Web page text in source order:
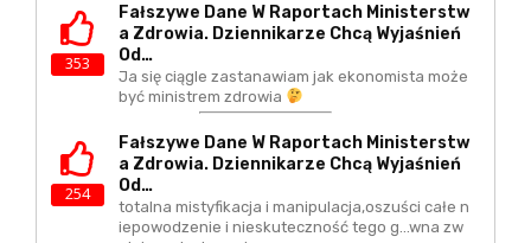
353
Fałszywe Dane W Raportach Ministerstw
A Zdrowia. Dziennikarze Chcą Wyjaśnień
Od…
Ja się ciągle zastanawiam jak ekonomista może
być ministrem zdrowia
254
Fałszywe Dane W Raportach Ministerstw
A Zdrowia. Dziennikarze Chcą Wyjaśnień
Od…
totalna mistyfikacja i manipulacja,oszuści całe n
iepowodzenie i nieskuteczność tego g...wna zw